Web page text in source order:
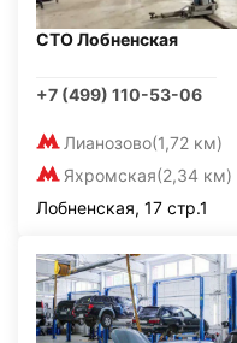
СТО Лобненская
+7 (499) 110-53-06
Лианозово(1,72 км)
Яхромская(2,34 км)
Лобненская, 17 стр.1